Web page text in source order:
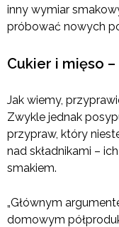
inny wymiar
próbować nowych
Cukier i mięso
Jak wiemy,
Zwykle jednak
przypraw, który
nad składnikami –
smakiem.
„Głównym
domowym